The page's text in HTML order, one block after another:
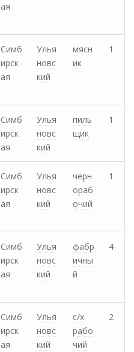
ая
Симб
ирск
ая
Улья
новс
кий
мясн
ик
1
Симб
ирск
ая
Улья
новс
кий
пиль
щик
1
Симб
ирск
ая
Улья
новс
кий
черн
ораб
очий
1
Симб
ирск
ая
Улья
новс
кий
фабр
ичны
й
4
Симб
ирск
ая
Улья
новс
кий
с/х
рабо
чий
2